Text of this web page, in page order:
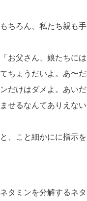
もちろん、私たち親も
「お父さん、娘たちに
てちょうだいよ。あ〜
ンだけはダメよ。あい
ませるなんてありえない
と、こと細かにに指示
ネタミンを分解するネ